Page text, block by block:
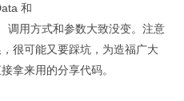
和
调用方式和参数大致没变。注意
很可能又要踩坑，为造福广大
拿来用的分享代码。